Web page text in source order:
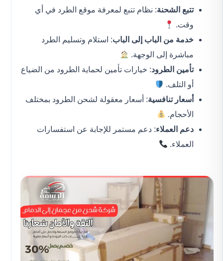
تتبع الشحنة: نظام تتبع لمعرفة موقع الطرد في أي
وقت.
خدمة من الباب إلى الباب: استلام وتسليم الطرد
مباشرة إلى الوجهة.
تأمين الطرود: خيارات تأمين لحماية الطرود من الضياع
أو التلف.
أسعار تنافسية: أسعار معقولة لشحن الطرود بمختلف
الأحجام.
دعم العملاء: دعم مستمر للإجابة عن استفسارات
العملاء.